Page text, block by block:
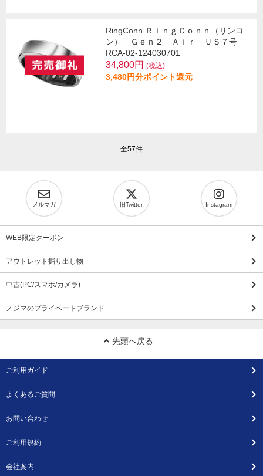
RingConn ＲｉｎｇＣｏｎｎ（リンコ
ン） Ｇｅｎ２ Ａｉｒ ＵＳ７号
RCA-02-124030701
34,800円 (税込)
3,480円分ポイント還元
全57件
メルマガ 旧Twitter Instagram
WEB限定クーポン
アウトレット掘り出し物
中古(PC/スマホ/カメラ)
ノジマのプライベートブランド
先頭へ戻る
ご利用ガイド
よくあるご質問
お問い合わせ
ご利用規約
会社案内